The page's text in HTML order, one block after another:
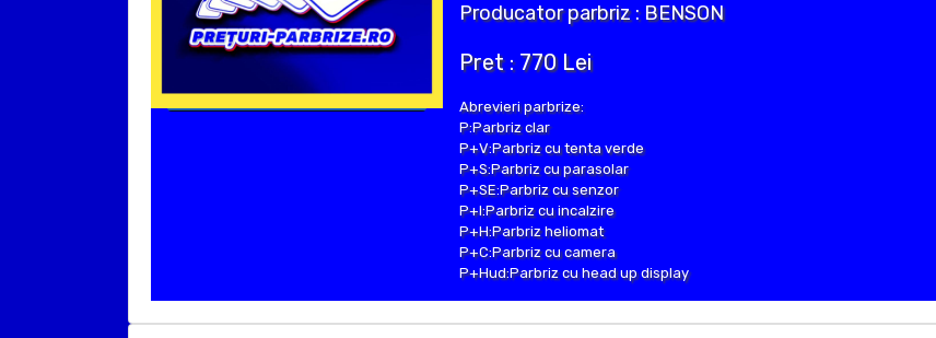
Producator parbriz : BENSON
Pret : 770 Lei
Abrevieri parbrize:
P:Parbriz clar
P+V:Parbriz cu tenta verde
P+S:Parbriz cu parasolar
P+SE:Parbriz cu senzor
P+I:Parbriz cu incalzire
P+H:Parbriz heliomat
P+C:Parbriz cu camera
P+Hud:Parbriz cu head up display